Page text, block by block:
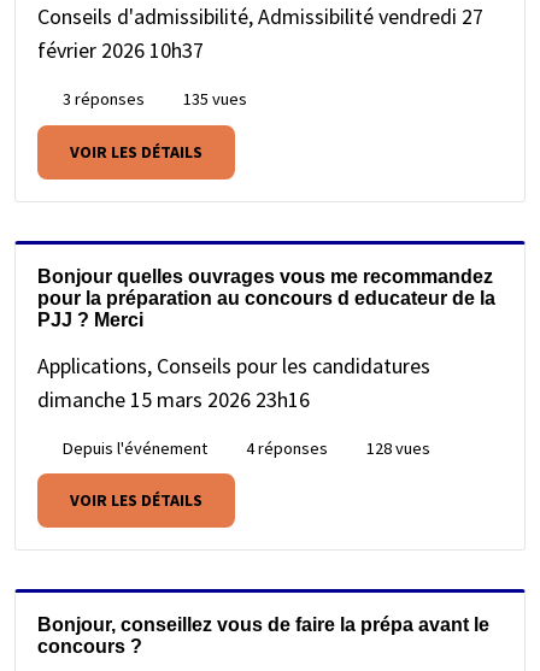
Conseils d'admissibilité, Admissibilitévendredi 27
février 2026 10h37
3 réponses 135 vues
VOIR LES DÉTAILS
Bonjour quelles ouvrages vous me recommandez
pour la préparation au concours d educateur de la
PJJ ? Merci
Applications, Conseils pour les candidatures
dimanche 15 mars 2026 23h16
Depuis l'événement 4 réponses 128 vues
VOIR LES DÉTAILS
Bonjour, conseillez vous de faire la prépa avant le
concours ?